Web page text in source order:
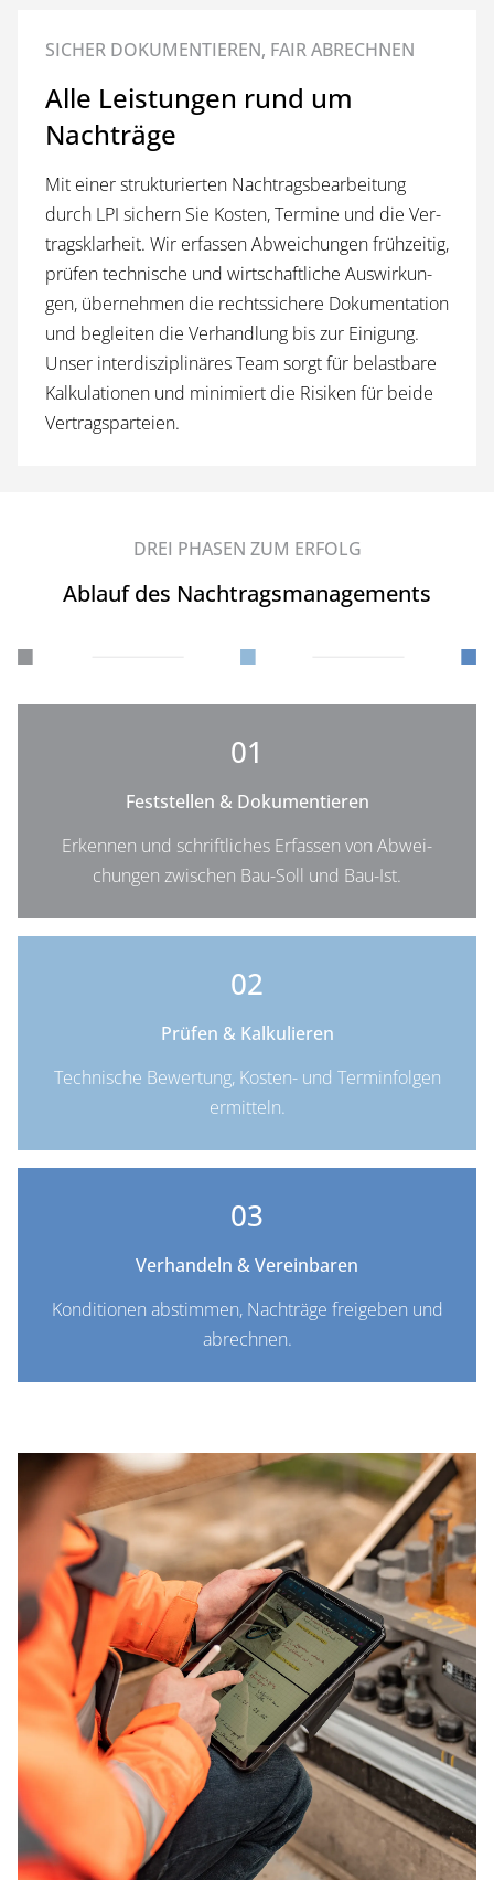
SICHER DOKUMENTIEREN, FAIR ABRECHNEN
Alle Leistungen rund um
Nachträge
Mit ei­ner struk­tu­rier­ten Nach­trags­be­ar­bei­tung
durch LPI si­chern Sie Kos­ten, Ter­mi­ne und die Ver­
trags­klar­heit. Wir er­fas­sen Ab­wei­chun­gen früh­zei­tig,
prü­fen tech­ni­sche und wirt­schaft­li­che Aus­wir­kun­
gen, über­neh­men die rechts­sich­e­re Do­ku­men­ta­ti­on
und be­glei­ten die Ver­hand­lung bis zur Ei­ni­gung.
Un­ser in­ter­dis­zi­plinä­res Team sorgt für be­last­ba­re
Kal­ku­la­ti­o­nen und mi­ni­miert die Ri­si­ken für beide
Vertragsparteien.
DREI PHASEN ZUM ERFOLG
Ablauf des Nachtragsmanagements
01
Feststellen & Dokumentieren
Er­ken­nen und schrift­li­ches Er­fas­sen von Ab­wei­
chun­gen zwi­schen Bau-Soll und Bau-Ist.
02
Prüfen & Kalkulieren
Tech­ni­sche Be­wer­tung, Kos­ten- und Terminfolgen
ermitteln.
03
Verhandeln & Vereinbaren
Kon­di­ti­o­nen ab­stim­men, Nach­trä­ge frei­ge­ben und
abrechnen.